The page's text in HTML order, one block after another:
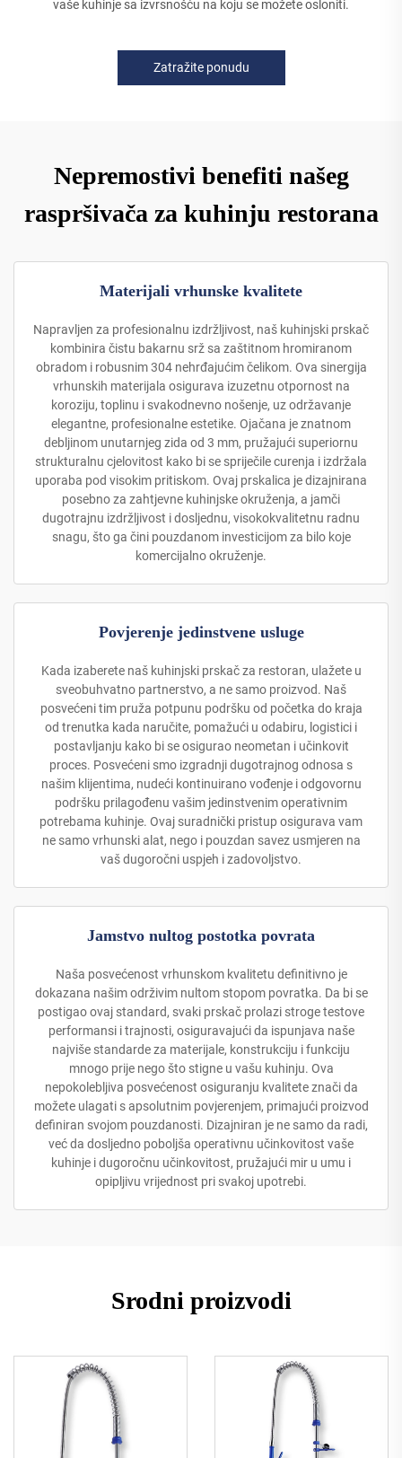
vaše kuhinje sa izvrsnošću na koju se možete osloniti.
Zatražite ponudu
Nepremostivi benefiti našeg
raspršivača za kuhinju restorana
Materijali vrhunske kvalitete
Napravljen za profesionalnu izdržljivost, naš kuhinjski prskač
kombinira čistu bakarnu srž sa zaštitnom hromiranom
obradom i robusnim 304 nehrđajućim čelikom. Ova sinergija
vrhunskih materijala osigurava izuzetnu otpornost na
koroziju, toplinu i svakodnevno nošenje, uz održavanje
elegantne, profesionalne estetike. Ojačana je znatnom
debljinom unutarnjeg zida od 3 mm, pružajući superiornu
strukturalnu cjelovitost kako bi se spriječile curenja i izdržala
uporaba pod visokim pritiskom. Ovaj prskalica je dizajnirana
posebno za zahtjevne kuhinjske okruženja, a jamči
dugotrajnu izdržljivost i dosljednu, visokokvalitetnu radnu
snagu, što ga čini pouzdanom investicijom za bilo koje
komercijalno okruženje.
Povjerenje jedinstvene usluge
Kada izaberete naš kuhinjski prskač za restoran, ulažete u
sveobuhvatno partnerstvo, a ne samo proizvod. Naš
posvećeni tim pruža potpunu podršku od početka do kraja
od trenutka kada naručite, pomažući u odabiru, logistici i
postavljanju kako bi se osigurao neometan i učinkovit
proces. Posvećeni smo izgradnji dugotrajnog odnosa s
našim klijentima, nudeći kontinuirano vođenje i odgovornu
podršku prilagođenu vašim jedinstvenim operativnim
potrebama kuhinje. Ovaj suradnički pristup osigurava vam
ne samo vrhunski alat, nego i pouzdan savez usmjeren na
vaš dugoročni uspjeh i zadovoljstvo.
Jamstvo nultog postotka povrata
Naša posvećenost vrhunskom kvalitetu definitivno je
dokazana našim održivim nultom stopom povratka. Da bi se
postigao ovaj standard, svaki prskač prolazi stroge testove
performansi i trajnosti, osiguravajući da ispunjava naše
najviše standarde za materijale, konstrukciju i funkciju
mnogo prije nego što stigne u vašu kuhinju. Ova
nepokolebljiva posvećenost osiguranju kvalitete znači da
možete ulagati s apsolutnim povjerenjem, primajući proizvod
definiran svojom pouzdanosti. Dizajniran je ne samo da radi,
već da dosljedno poboljša operativnu učinkovitost vaše
kuhinje i dugoročnu učinkovitost, pružajući mir u umu i
opipljivu vrijednost pri svakoj upotrebi.
Srodni proizvodi